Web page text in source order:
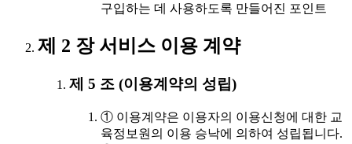
구입하는 데 사용하도록 만들어진 포인트
제 2 장 서비스 이용 계약
제 5 조 (이용계약의 성립)
① 이용계약은 이용자의 이용신청에 대한 교
육정보원의 이용 승낙에 의하여 성립됩니다.